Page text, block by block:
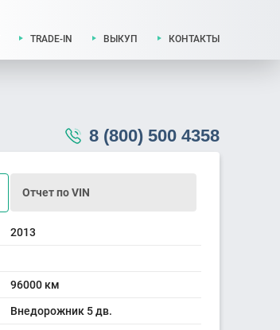
TRADE-IN ВЫКУП КОНТАКТЫ
8 (800) 500 4358
Отчет по VIN
2013
96000 км
Внедорожник 5 дв.